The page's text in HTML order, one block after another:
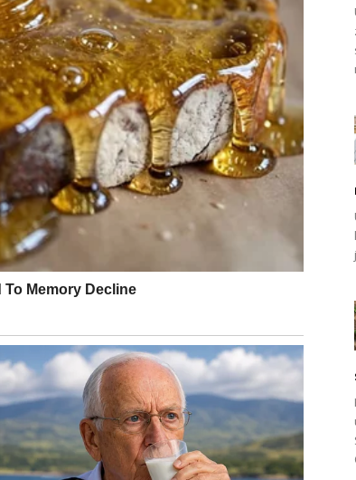
Branka Miljkovića „Tjentište“, kao i cvijeće,